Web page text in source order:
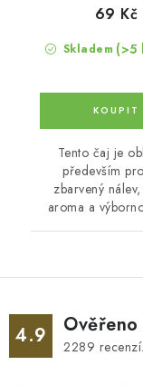
Skladem (>5
69 Kč
Tento čaj je
především
zbarvený
aroma a
4.9 2289 recenzí.